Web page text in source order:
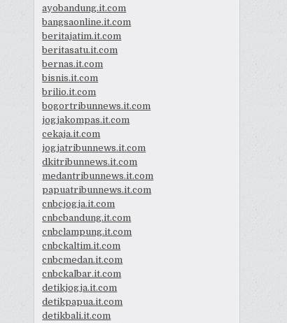
ayobandung.it.com
bangsaonline.it.com
beritajatim.it.com
beritasatu.it.com
bernas.it.com
bisnis.it.com
brilio.it.com
bogortribunnews.it.com
jogjakompas.it.com
cekaja.it.com
jogjatribunnews.it.com
dkitribunnews.it.com
medantribunnews.it.com
papuatribunnews.it.com
cnbcjogja.it.com
cnbcbandung.it.com
cnbclampung.it.com
cnbckaltim.it.com
cnbcmedan.it.com
cnbckalbar.it.com
detikjogja.it.com
detikpapua.it.com
detikbali.it.com